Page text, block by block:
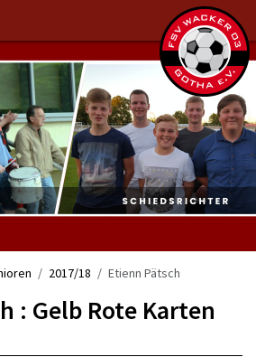
2017/18 Etienn Pätsch
: Gelb Rote Karten